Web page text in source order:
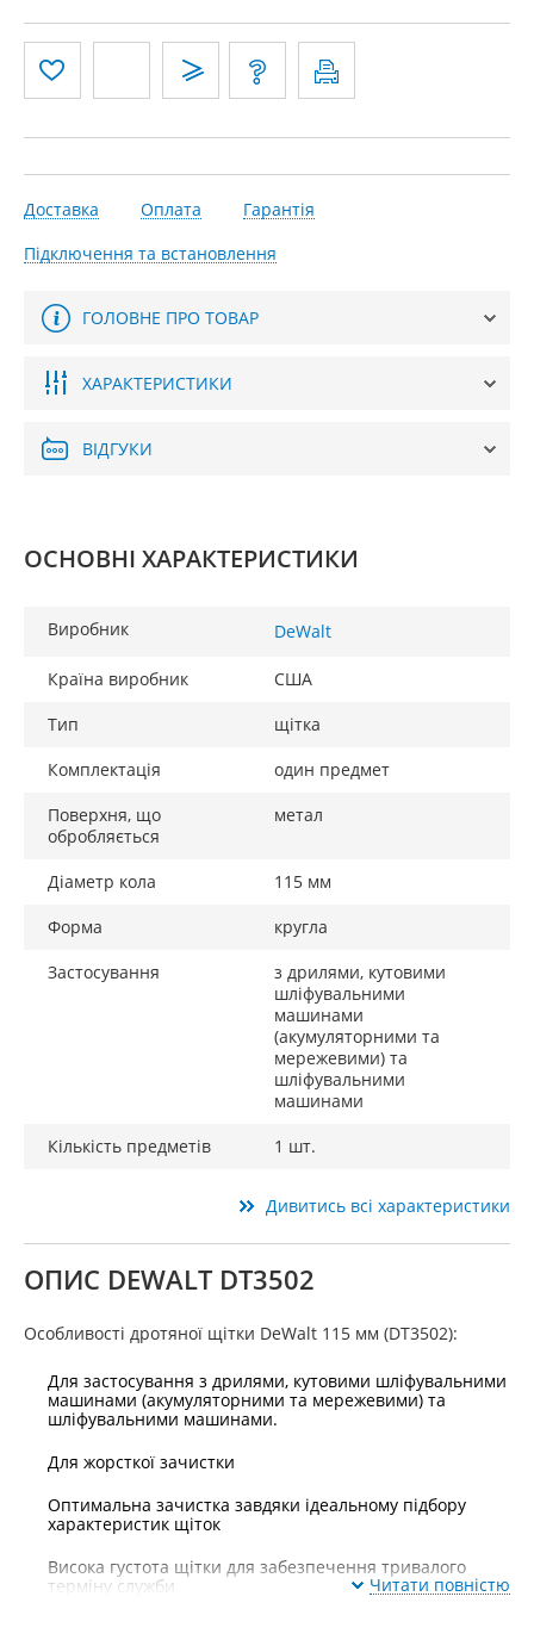
Доставка Оплата
Гарантія
Підключення та встановлення
ГОЛОВНЕ ПРО ТОВАР
ХАРАКТЕРИСТИКИ
ВІДГУКИ
ОСНОВНІ ХАРАКТЕРИСТИКИ
Виробник DeWalt
Країна виробник
США
Тип
щітка
Комплектація
один предмет
Поверхня, що
обробляється
метал
Діаметр кола
115 мм
Форма
кругла
Застосування
з дрилями, кутовими
шліфувальними
машинами
(акумуляторними та
мережевими) та
шліфувальними
машинами
Кількість предметів
1 шт.
Дивитись всі характеристики
ОПИС DEWALT DT3502
Особливості дротяної щітки DeWalt 115 мм (DT3502):
Для застосування з дрилями, кутовими шліфувальними
машинами (акумуляторними та мережевими) та
шліфувальними машинами.
Для жорсткої зачистки
Оптимальна зачистка завдяки ідеальному підбору
характеристик щіток
Висока густота щітки для забезпечення тривалого
терміну служби
Читати повністю